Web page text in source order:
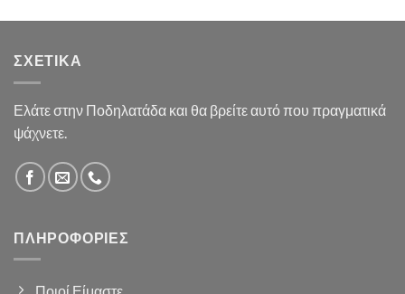
ΣΧΕΤΙΚΆ
Ελάτε στην Ποδηλατάδα και θα βρείτε αυτό που πραγματικά
ψάχνετε.
ΠΛΗΡΟΦΟΡΊΕΣ